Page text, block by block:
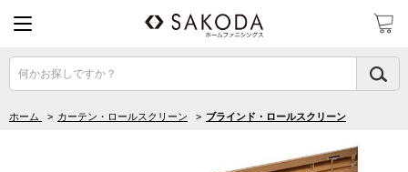
何かお探しですか？
ホーム > カーテン・ロールスクリーン > ブラインド・ロールスクリーン